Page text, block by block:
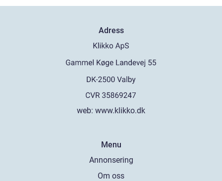
Adress
web: www.klikko.dk
Menu
Annonsering
Om oss